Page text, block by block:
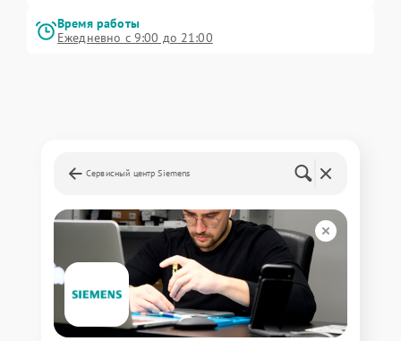
Время работы
Ежедневно с 9:00 до 21:00
Сервисный центр Siemens